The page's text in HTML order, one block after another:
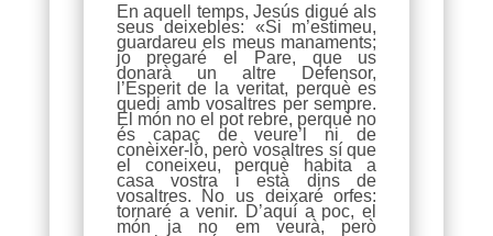
En aquell temps, Jesús digué als
seus deixebles: «Si m’estimeu,
guardareu els meus manaments;
jo pregaré el Pare, que us
donarà un altre Defensor,
l’Esperit de la veritat, perquè es
quedi amb vosaltres per sempre.
El món no el pot rebre, perquè no
és capaç de veure’l ni de
conèixer-lo, però vosaltres sí que
el coneixeu, perquè habita a
casa vostra i està dins de
vosaltres. No us deixaré orfes:
tornaré a venir. D’aquí a poc, el
món ja no em veurà, però